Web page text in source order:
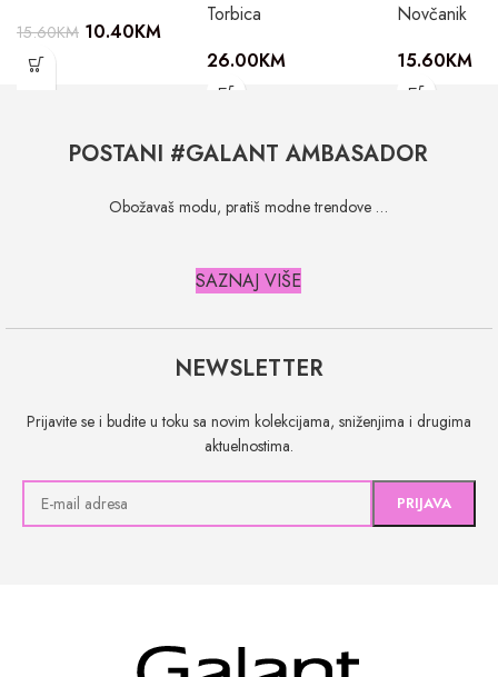
15.60KM 10.40KM
Torbica
26.00KM
Novčanik
15.60KM
POSTANI #GALANT AMBASADOR
Obožavaš modu, pratiš modne trendove …
SAZNAJ VIŠE
NEWSLETTER
Prijavite se i budite u toku sa novim kolekcijama, sniženjima i drugima
aktuelnostima.